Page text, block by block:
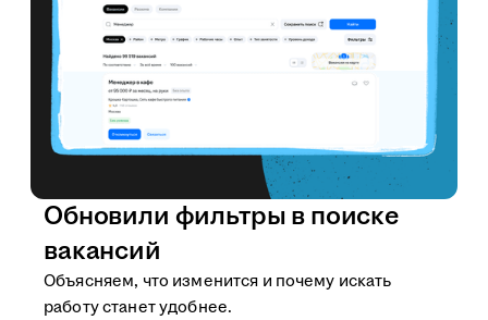
Обновили фильтры в поиске
вакансий
Объясняем, что изменится и почему искать
работу станет удобнее.